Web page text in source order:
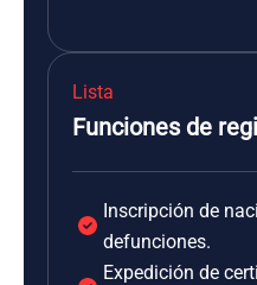
Lista
Funciones de
Inscripción de
defunciones.
Expedición de